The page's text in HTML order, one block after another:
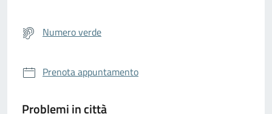
Numero verde
Prenota appuntamento
Problemi in città